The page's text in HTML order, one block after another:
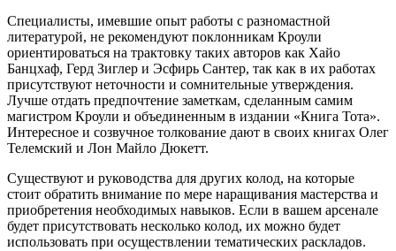
Специалисты, имевшие опыт работы с разномастной
литературой, не рекомендуют поклонникам Кроули
ориентироваться на трактовку таких авторов как Хайо
Банцхаф, Герд Зиглер и Эсфирь Сантер, так как в их работах
присутствуют неточности и сомнительные утверждения.
Лучше отдать предпочтение заметкам, сделанным самим
магистром Кроули и объединенным в издании «Книга Тота».
Интересное и созвучное толкование дают в своих книгах Олег
Телемский и Лон Майло Дюкетт.
Существуют и руководства для других колод, на которые
стоит обратить внимание по мере наращивания мастерства и
приобретения необходимых навыков. Если в вашем арсенале
будет присутствовать несколько колод, их можно будет
использовать при осуществлении тематических раскладов.